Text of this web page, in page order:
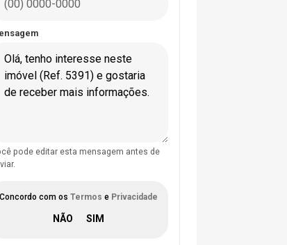
pode editar esta mensagem antes de
Concordo com os Termos e Privacidade